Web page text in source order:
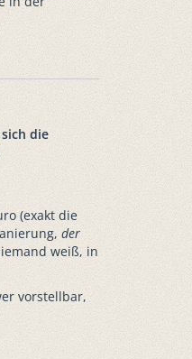
die
(exakt die
der
weiß, in
vorstellbar,